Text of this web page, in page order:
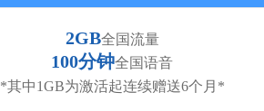
2GB全国流量
100分钟全国语音
*其中1GB为激活起连续赠送6个月*